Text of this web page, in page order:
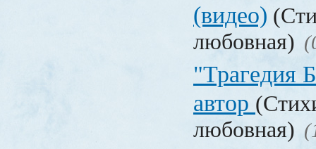
(видео)
любовная)
"Трагедия
автор
любовная)